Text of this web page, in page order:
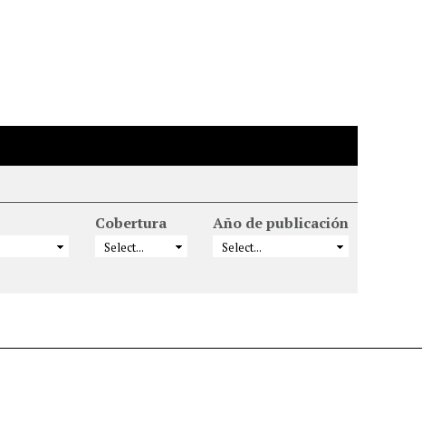
Cobertura Año de publicación